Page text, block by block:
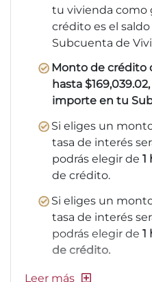
tu vivienda como
crédito es el
Subcuenta de
Monto de crédito
hasta
importe en tu
Si eliges un
tasa de interés
podrás elegir de 1
de crédito.
Si eliges un
tasa de interés
podrás elegir de 1
de crédito.